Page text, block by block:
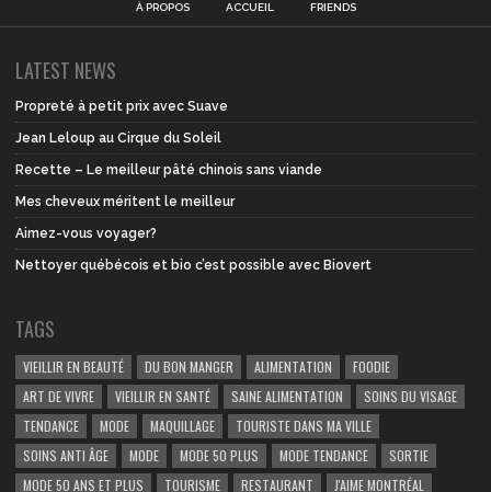
À PROPOS ACCUEIL FRIENDS
LATEST NEWS
Propreté à petit prix avec Suave
Jean Leloup au Cirque du Soleil
Recette – Le meilleur pâté chinois sans viande
Mes cheveux méritent le meilleur
Aimez-vous voyager?
Nettoyer québécois et bio c’est possible avec Biovert
TAGS
VIEILLIR EN BEAUTÉ DU BON MANGER ALIMENTATION
FOODIE
ART DE VIVRE
VIEILLIR EN SANTÉ SAINE ALIMENTATION
SOINS DU VISAGE
TENDANCE
MODE MAQUILLAGE
TOURISTE DANS MA VILLE
SOINS ANTI ÂGE
MODE MODE 50 PLUS MODE TENDANCE
SORTIE
MODE 50 ANS ET PLUS
TOURISME RESTAURANT J'AIME MONTRÉAL